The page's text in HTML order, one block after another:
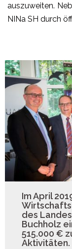
auszuweiten.
NINa SH durch
Im April
des
Buchholz
515.000 €
Aktivitäten.